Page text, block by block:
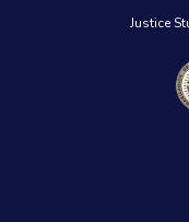
Justice